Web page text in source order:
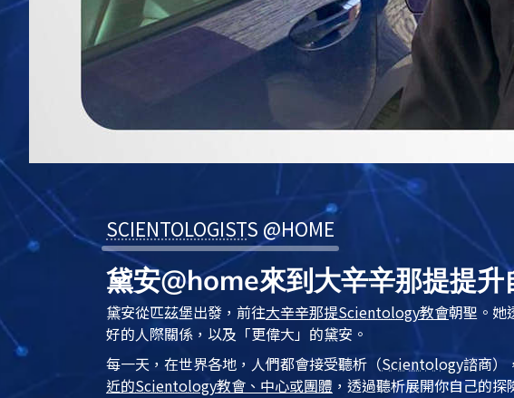
SCIENTOLOGISTS @HOME
黛安@home來到大辛辛那提提升
黛安從匹茲堡出發，前往大辛辛那提Scientology教會朝聖。她
好的人際關係，以及「更偉大」的黛安。
每一天，在世界各地，人們都會接受聽析 （Scientology諮商）
近的Scientology教會、中心或團體 ，透過聽析展開你自己的探